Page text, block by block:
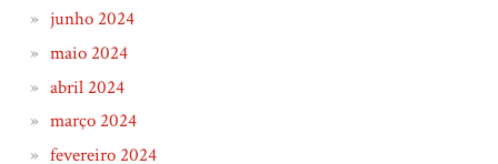
junho 2024
maio 2024
abril 2024
março 2024
fevereiro 2024